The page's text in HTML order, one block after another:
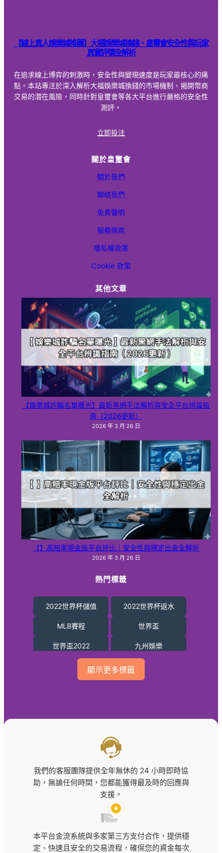
北京賽車開獎
大福娛樂城換錢
天宮聖女
娛樂城推薦dcard
娛樂城推薦ptt
娛樂城推薦排行
娛樂城詐騙
最新娛樂城
樂透
玩運彩即時比分
現金板
百家樂
皇璽會
線上捕魚機
賓果賓果
賓果賓果開獎
賓果賓果頭獎
通博娛樂
運動彩券
運彩投注站
雄厚娛樂城不出金
雄厚娛樂城詐騙
雄厚娛樂城體驗金
鬥雞
【線上真人娛樂城推薦】大福娛樂城換錢、皇璽會安全性與玩家
真實評價全解析
在追求線上博弈的刺激時，安全性與變現速度是玩家最核心的痛
點。本站專注於深入解析大福娛樂城換錢的市場機制，揭開幣商
交易的潛在風險，同時針對皇璽會等各大平台進行嚴格的安全性
測評。
立即投注
關於皇璽會
關於我們
聯絡我們
免責聲明
服務條款
隱私權政策
Cookie 政策
其他文章
【娛樂城詐騙名單曝光】最新黑網手法解析與安全平台辨識指
南（2026更新）
2026 年 3 月 26 日
【】高賠率現金版平台評比｜安全性與穩定出金全解析
2026 年 3 月 26 日
熱門標籤
2022世界杯儲值 2022世界杯返水
MLB賽程 世界盃
世界盃2022 九州娛樂
北京賽車技巧 北京賽車開獎
皇璽會 線上捕魚機
運彩投注站 雄厚娛樂城詐騙
顯示更多標籤
我們的客服團隊提供全年無休的 24 小時即時協
助，無論任何時間，您都能獲得最及時的回應與
支援。
本平台金流系統與多家第三方支付合作，提供穩
定、快速且安全的交易流程，確保您的資金每次